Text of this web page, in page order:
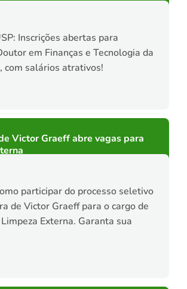
Inscrições abertas para
em Finanças e Tecnologia da
com salários atrativos!
Victor Graeff abre vagas para
participar do processo seletivo
de Victor Graeff para o cargo de
Externa. Garanta sua